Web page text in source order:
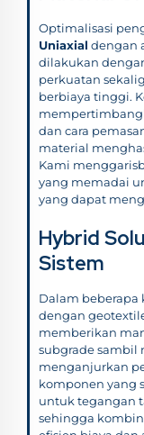
Optimalisasi
Uniaxial dengan
dilakukan
perkuatan
berbiaya tinggi.
dan cara
material
Kami
yang memadai
yang dapat
Hybrid
Sistem
Dalam beberapa
dengan
memberikan
subgrade sambil
menganjurkan
komponen yang
untuk tegangan
sehingga